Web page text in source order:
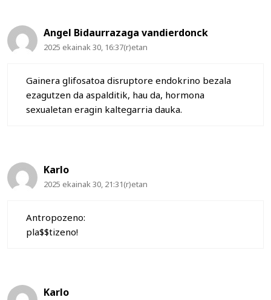
Angel Bidaurrazaga vandierdonck
2025 ekainak 30, 16:37(r)etan
Gainera glifosatoa disruptore endokrino bezala
ezagutzen da aspalditik, hau da, hormona
sexualetan eragin kaltegarria dauka.
Karlo
2025 ekainak 30, 21:31(r)etan
Antropozeno:
pla$$tizeno!
Karlo